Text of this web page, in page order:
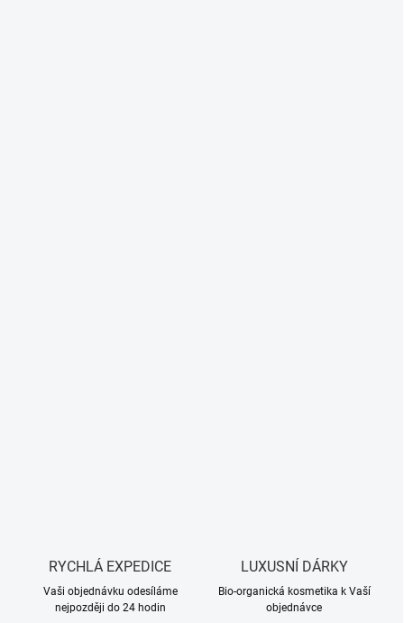
RYCHLÁ EXPEDICE
Vaši objednávku odesíláme
nejpozději do 24 hodin
LUXUSNÍ DÁRKY
Bio-organická kosmetika k Vaší
objednávce